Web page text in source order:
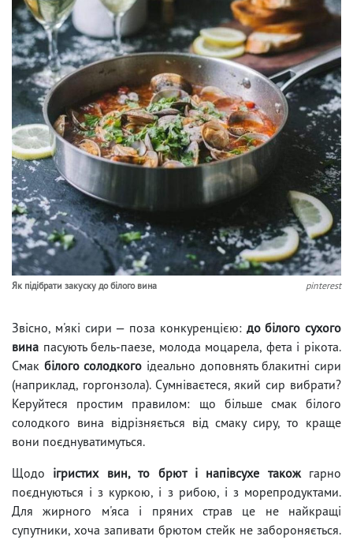
Як підібрати закуску до білого вина pinterest
Звісно, м'які сири — поза конкуренцією: до білого сухого
вина пасують бель-паезе, молода моцарела, фета і рікота.
Смак білого солодкого ідеально доповнять блакитні сири
(наприклад, горгонзола). Сумніваєтеся, який сир вибрати?
Керуйтеся простим правилом: що більше смак білого
солодкого вина відрізняється від смаку сиру, то краще
вони поєднуватимуться.
Щодо ігристих вин, то брют і напівсухе такожгарно
поєднуються і з куркою, і з рибою, і з морепродуктами.
Для жирного м'яса і пряних страв це не найкращі
супутники, хоча запивати брютом стейк не забороняється.